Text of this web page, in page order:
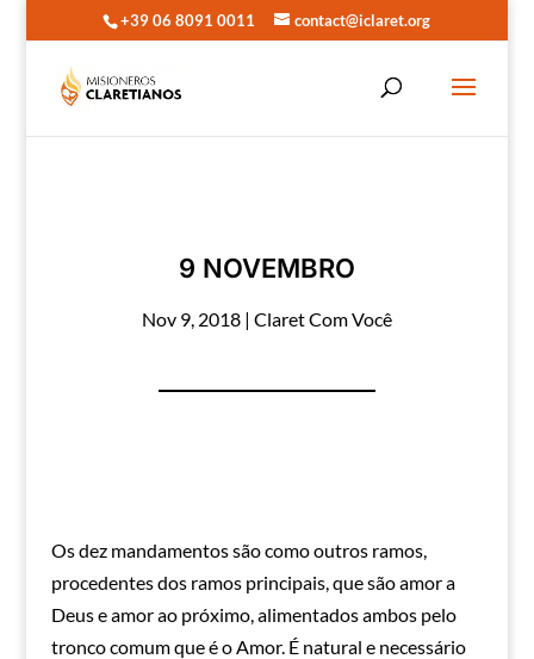
+39 06 8091 0011 contact@iclaret.org
9 NOVEMBRO
Nov 9, 2018| Claret Com Você
Os dez mandamentos são como outros ramos,
procedentes dos ramos principais, que são amor a
Deus e amor ao próximo, alimentados ambos pelo
tronco comum que é o Amor. É natural e necessário